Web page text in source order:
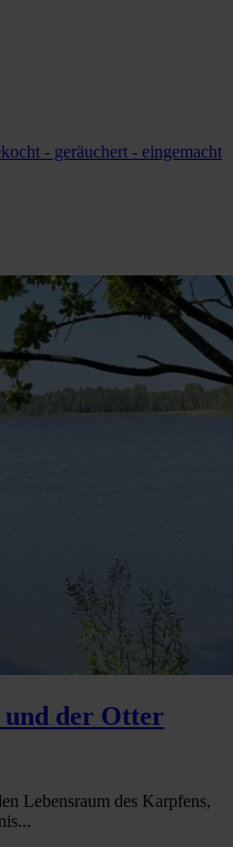
- geräuchert - eingemacht
der Otter
Lebensraum des Karpfens,